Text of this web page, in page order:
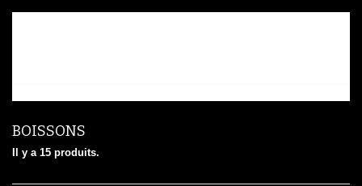
BOISSONS
Il y a 15 produits.